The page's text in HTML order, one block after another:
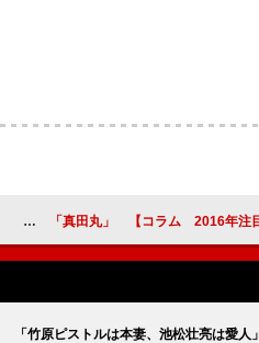
竹原ピストルは本妻、池松壮亮は愛人」